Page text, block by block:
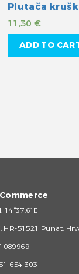
Plutača
11,30€
ADD TO
14°37,6’ E
HR-51521 Punat,
654 303